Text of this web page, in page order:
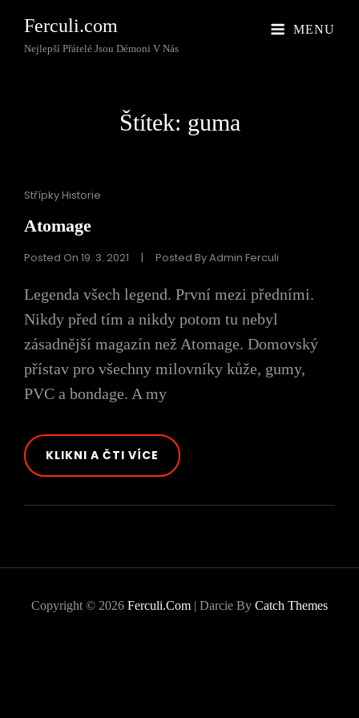
Ferculi.com
Nejlepší Přátelé Jsou Démoni V Nás
MENU
Štítek: guma
Cat
Střípky Historie
Atomage
Posted On 19. 3. 2021 | Posted ByAdmin Ferculi
Legenda všech legend. První mezi předními.
Nikdy před tím a nikdy potom tu nebyl
zásadnější magazín než Atomage. Domovský
přístav pro všechny milovníky kůže, gumy,
PVC a bondage. A my
KLIKNI A ČTI VÍCE ATOMAGE
Copyright © 2026 Ferculi.com | Darcie By Catch Themes